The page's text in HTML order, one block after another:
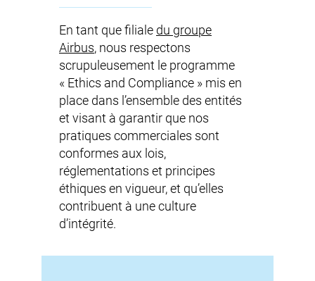
En tant que filiale du groupe
Airbus, nous respectons
scrupuleusement le programme
« Ethics and Compliance » mis en
place dans l’ensemble des entités
et visant à garantir que nos
pratiques commerciales sont
conformes aux lois,
réglementations et principes
éthiques en vigueur, et qu’elles
contribuent à une culture
d’intégrité.